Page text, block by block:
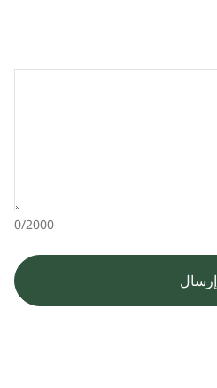
0/2000
إرسال